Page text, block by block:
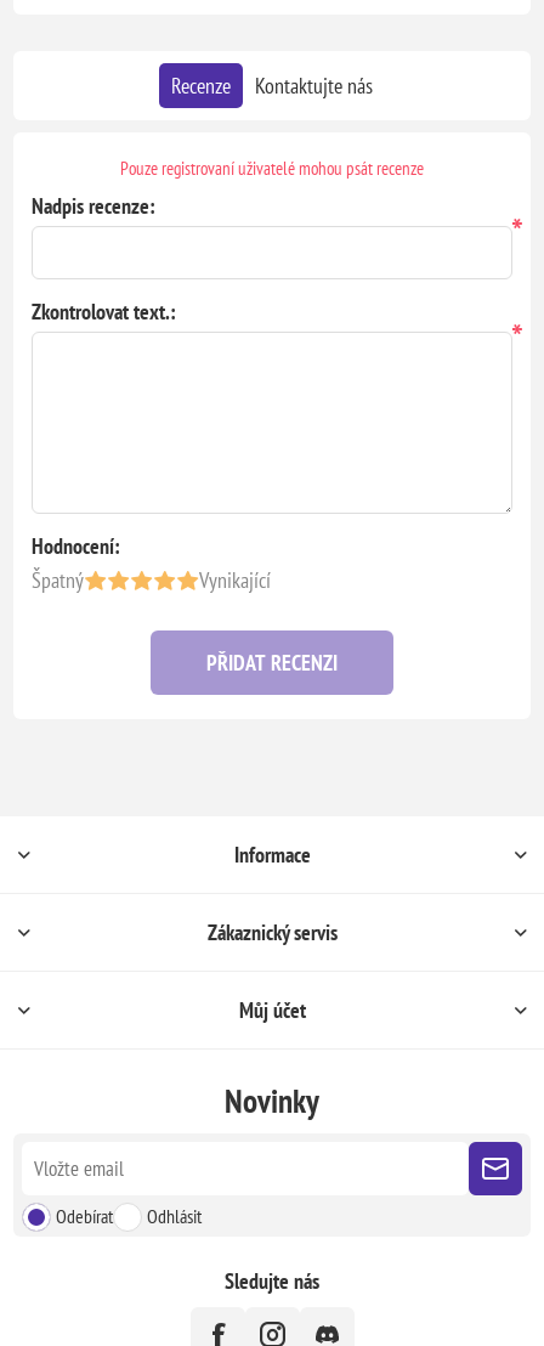
Recenze Kontaktujte nás
Pouze registrovaní uživatelé mohou psát recenze
Nadpis recenze:
*
Zkontrolovat text.:
*
Hodnocení:
Špatný
Vynikající
PŘIDAT RECENZI
Informace
Zákaznický servis
Můj účet
Novinky
Odebírat Odhlásit
Sledujte nás